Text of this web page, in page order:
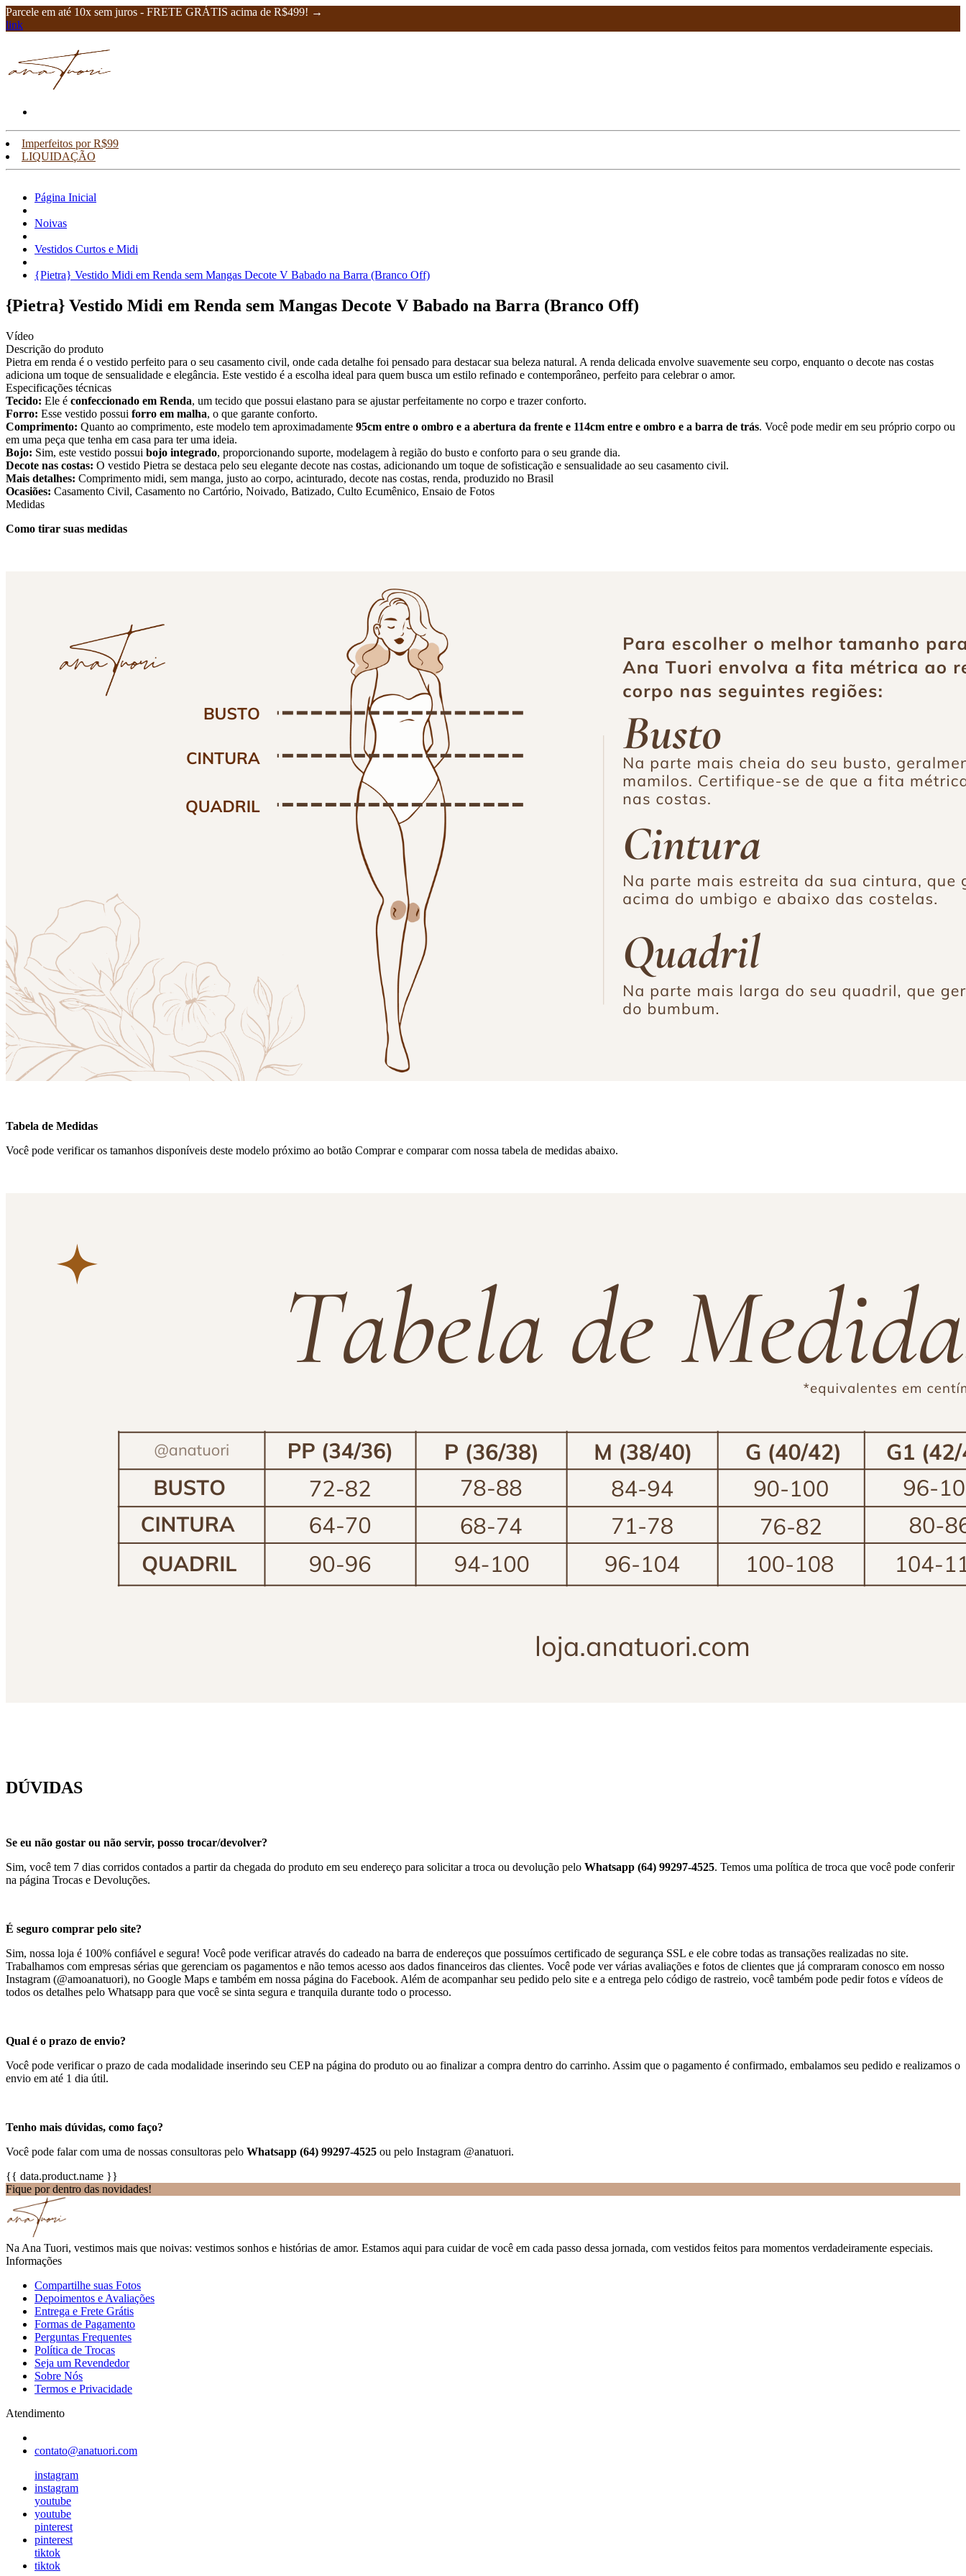
Parcele em até 10x sem juros - FRETE GRÁTIS acima de R$499! →
link
Imperfeitos por R$99
LIQUIDAÇÃO
Página Inicial
Noivas
Vestidos Curtos e Midi
{Pietra} Vestido Midi em Renda sem Mangas Decote V Babado na Barra (Branco Off)
{Pietra} Vestido Midi em Renda sem Mangas Decote V Babado na Barra (Branco Off)
Vídeo
Descrição do produto
Pietra em renda é o vestido perfeito para o seu casamento civil, onde cada detalhe foi pensado para destacar sua beleza natural. A renda delicada envolve suavemente seu corpo, enquanto o decote nas costas
adiciona um toque de sensualidade e elegância. Este vestido é a escolha ideal para quem busca um estilo refinado e contemporâneo, perfeito para celebrar o amor.
Especificações técnicas
Tecido: Ele é confeccionado em Renda, um tecido que possui elastano para se ajustar perfeitamente no corpo e trazer conforto.
Forro: Esse vestido possui forro em malha, o que garante conforto.
Comprimento: Quanto ao comprimento, este modelo tem aproximadamente 95cm entre o ombro e a abertura da frente e 114cm entre e ombro e a barra de trás. Você pode medir em seu próprio corpo ou
em uma peça que tenha em casa para ter uma ideia.
Bojo: Sim, este vestido possui bojo integrado, proporcionando suporte, modelagem à região do busto e conforto para o seu grande dia.
Decote nas costas: O vestido Pietra se destaca pelo seu elegante decote nas costas, adicionando um toque de sofisticação e sensualidade ao seu casamento civil.
Mais detalhes: Comprimento midi, sem manga, justo ao corpo, acinturado, decote nas costas, renda, produzido no Brasil
Ocasiões: Casamento Civil, Casamento no Cartório, Noivado, Batizado, Culto Ecumênico, Ensaio de Fotos
Medidas
Como tirar suas medidas
Tabela de Medidas
Você pode verificar os tamanhos disponíveis deste modelo próximo ao botão Comprar e comparar com nossa tabela de medidas abaixo.
DÚVIDAS
Se eu não gostar ou não servir, posso trocar/devolver?
Sim, você tem 7 dias corridos contados a partir da chegada do produto em seu endereço para solicitar a troca ou devolução pelo Whatsapp (64) 99297-4525. Temos uma política de troca que você pode conferir
na página Trocas e Devoluções.
É seguro comprar pelo site?
Sim, nossa loja é 100% confiável e segura! Você pode verificar através do cadeado na barra de endereços que possuímos certificado de segurança SSL e ele cobre todas as transações realizadas no site.
Trabalhamos com empresas sérias que gerenciam os pagamentos e não temos acesso aos dados financeiros das clientes. Você pode ver várias avaliações e fotos de clientes que já compraram conosco em nosso
Instagram (@amoanatuori), no Google Maps e também em nossa página do Facebook. Além de acompanhar seu pedido pelo site e a entrega pelo código de rastreio, você também pode pedir fotos e vídeos de
todos os detalhes pelo Whatsapp para que você se sinta segura e tranquila durante todo o processo.
Qual é o prazo de envio?
Você pode verificar o prazo de cada modalidade inserindo seu CEP na página do produto ou ao finalizar a compra dentro do carrinho. Assim que o pagamento é confirmado, embalamos seu pedido e realizamos o
envio em até 1 dia útil.
Tenho mais dúvidas, como faço?
Você pode falar com uma de nossas consultoras pelo Whatsapp (64) 99297-4525 ou pelo Instagram @anatuori.
{{ data.product.name }}
Fique por dentro das novidades!
Na Ana Tuori, vestimos mais que noivas: vestimos sonhos e histórias de amor. Estamos aqui para cuidar de você em cada passo dessa jornada, com vestidos feitos para momentos verdadeiramente especiais.
Informações
Compartilhe suas Fotos
Depoimentos e Avaliações
Entrega e Frete Grátis
Formas de Pagamento
Perguntas Frequentes
Política de Trocas
Seja um Revendedor
Sobre Nós
Termos e Privacidade
Atendimento
contato@anatuori.com
instagram
instagram
youtube
youtube
pinterest
pinterest
tiktok
tiktok